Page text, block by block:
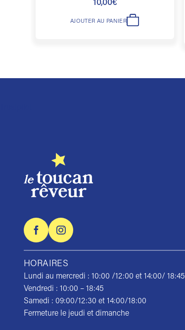
10,00€
AJOUTER AU PANIER
HORAIRES
Lundi au mercredi : 10:00 /12:00 et 14:00/ 18:45
Vendredi : 10:00 – 18:45
Samedi : 09:00/12:30 et 14:00/18:00
Fermeture le jeudi et dimanche